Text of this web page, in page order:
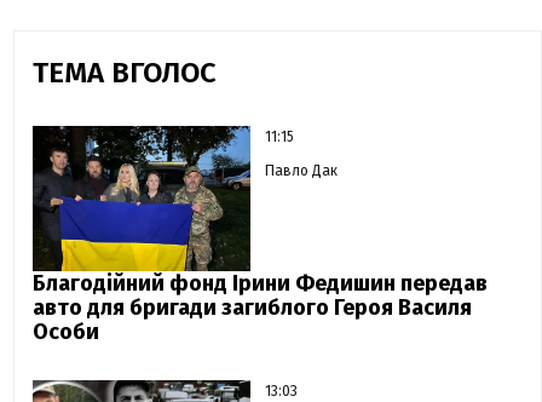
ТЕМА ВГОЛОС
11:15
Павло Дак
Благодійний фонд Ірини Федишин передав
авто для бригади загиблого Героя Василя
Особи
13:03